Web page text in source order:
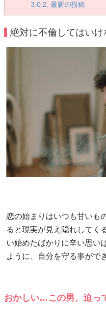
最新の投稿
絶対に不倫してはい
恋の始まりはいつも甘いも
ると現実が見え隠れしてく
い始めたばかりに辛い思い
ように、自分を守る事がで
おかしい…この男、迫っ